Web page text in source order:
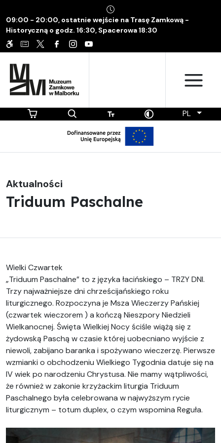
09:00 - 20:00, ostatnie wejście na Trasę Zamkową -
Historyczną o godz. 16:30, Spacerowa 18:30
PL
Aktualności
Triduum Paschalne
Wielki Czwartek
„Triduum Paschalne” to z języka łacińskiego – TRZY DNI.
Trzy najważniejsze dni chrześcijańskiego roku
liturgicznego. Rozpoczyna je Msza Wieczerzy Pańskiej
(czwartek wieczorem ) a kończą Nieszpory Niedzieli
Wielkanocnej. Święta Wielkiej Nocy ściśle wiążą się z
żydowską Paschą w czasie której uobecniano wyjście z
niewoli, zabijano baranka i spożywano wieczerzę. Pierwsze
wzmianki o obchodzeniu Wielkiego Tygodnia datuje się na
IV wiek po narodzeniu Chrystusa. Nie mamy wątpliwości,
że również w zakonie krzyżackim liturgia Triduum
Paschalnego była celebrowana w najwyższym rycie
liturgicznym – totum duplex, o czym wspomina Reguła.